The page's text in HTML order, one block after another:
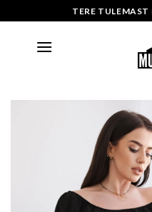
to
TERE TULEMAST